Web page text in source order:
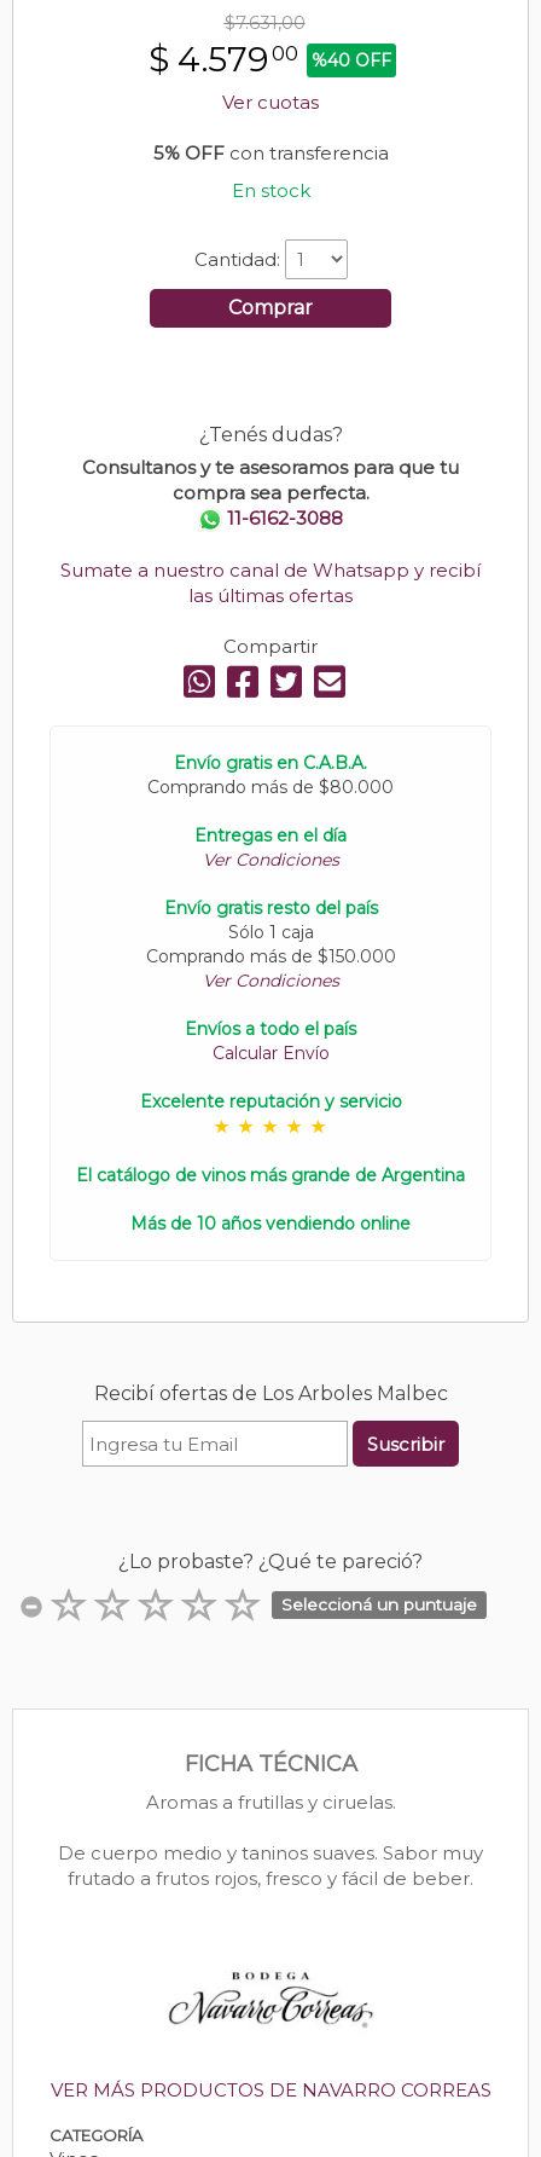
$7.631,00
$ 4.579 00 %40 OFF
Ver cuotas
5% OFFcon transferencia
En stock
Cantidad:
Comprar
¿Tenés dudas?
Consultanos y te asesoramos para que tu
compra sea perfecta.
11-6162-3088
Sumate a nuestro canal de Whatsapp y recibí
las últimas ofertas
Compartir
Envío gratis en C.A.B.A.
Comprando más de $80.000
Entregas en el día
Ver Condiciones
Envío gratis resto del país
Sólo 1 caja
Comprando más de $150.000
Ver Condiciones
Envíos a todo el país
Calcular Envío
Excelente reputación y servicio
El catálogo de vinos más grande de Argentina
Más de 10 años vendiendo online
Recibí ofertas de Los Arboles Malbec
Suscribir
¿Lo probaste? ¿Qué te pareció?
Seleccioná un puntuaje
FICHA TÉCNICA
Aromas a frutillas y ciruelas.
De cuerpo medio y taninos suaves. Sabor muy
frutado a frutos rojos, fresco y fácil de beber.
VER MÁS PRODUCTOS DE NAVARRO CORREAS
CATEGORÍA